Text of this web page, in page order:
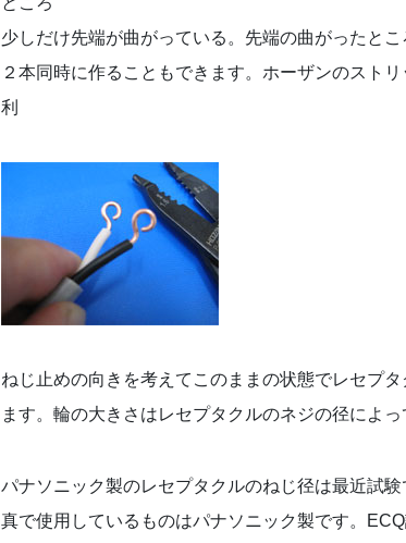
少しだけ先端が曲がっている。先端の曲がったと
２本同時に作ることもできます。ホーザンのスト
利
ねじ止めの向きを考えて このままの状態でレセプ
ます。輪の大きさはレセプタクルのネジの径によ
パナソニック製のレセプタクルのねじ径は最近試
真で使用しているものはパナソニック製です。